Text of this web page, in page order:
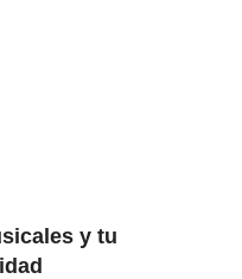
y tu